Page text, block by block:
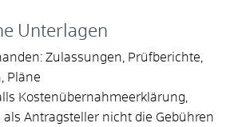
Unterlagen
Zulassungen, Prüfberichte,
Pläne
Kostenübernahmeerklärung,
als Antragsteller nicht die Gebühren